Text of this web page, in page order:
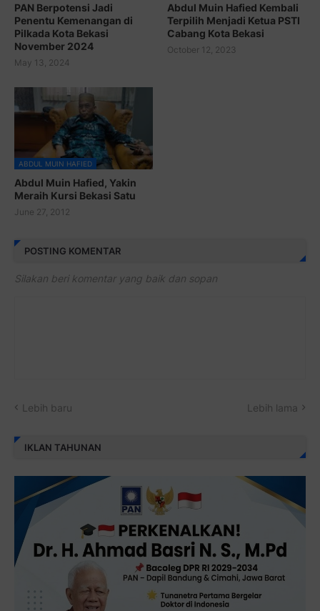
PAN Berpotensi Jadi
Penentu Kemenangan di
Pilkada Kota Bekasi
November 2024
May 13, 2024
Abdul Muin Hafied Kembali
Terpilih Menjadi Ketua PSTI
Cabang Kota Bekasi
October 12, 2023
ABDUL MUIN HAFIED
Abdul Muin Hafied, Yakin
Meraih Kursi Bekasi Satu
June 27, 2012
POSTING KOMENTAR
Silakan beri komentar yang baik dan sopan
Lebih baru Lebih lama
IKLAN TAHUNAN